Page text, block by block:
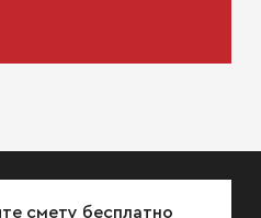
смету бесплатно